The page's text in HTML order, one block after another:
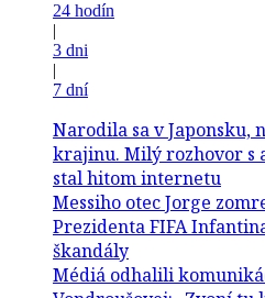
24 hodín
|
3 dni
|
7 dní